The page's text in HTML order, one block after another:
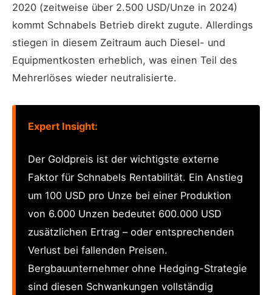
2020 (zeitweise über 2.500 USD/Unze in 2024)
kommt Schnabels Betrieb direkt zugute. Allerdings
stiegen in diesem Zeitraum auch Diesel- und
Equipmentkosten erheblich, was einen Teil des
Mehrerlöses wieder neutralisierte.
Expert Insight:
Der Goldpreis ist der wichtigste externe
Faktor für Schnabels Rentabilität. Ein Anstieg
um 100 USD pro Unze bei einer Produktion
von 6.000 Unzen bedeutet 600.000 USD
zusätzlichen Ertrag – oder entsprechenden
Verlust bei fallenden Preisen.
Bergbauunternehmer ohne Hedging-Strategie
sind diesen Schwankungen vollständig